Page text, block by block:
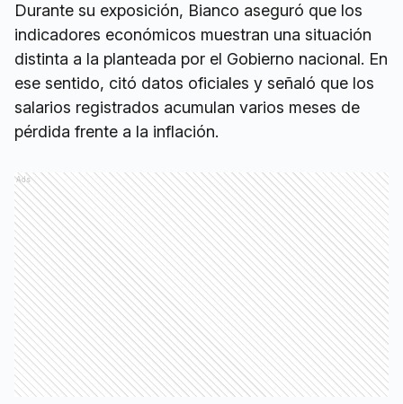
Durante su exposición, Bianco aseguró que los
indicadores económicos muestran una situación
distinta a la planteada por el Gobierno nacional. En
ese sentido, citó datos oficiales y señaló que los
salarios registrados acumulan varios meses de
pérdida frente a la inflación.
Ads